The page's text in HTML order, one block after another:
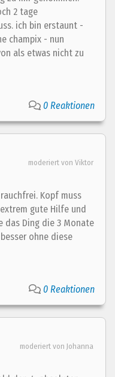
2 tage
ich bin erstaunt -
champix - nun
als etwas nicht zu
0 Reaktionen
moderiert von Viktor
Kopf muss
gute Hilfe und
das Ding die 3 Monate
ohne diese
0 Reaktionen
moderiert von Johanna